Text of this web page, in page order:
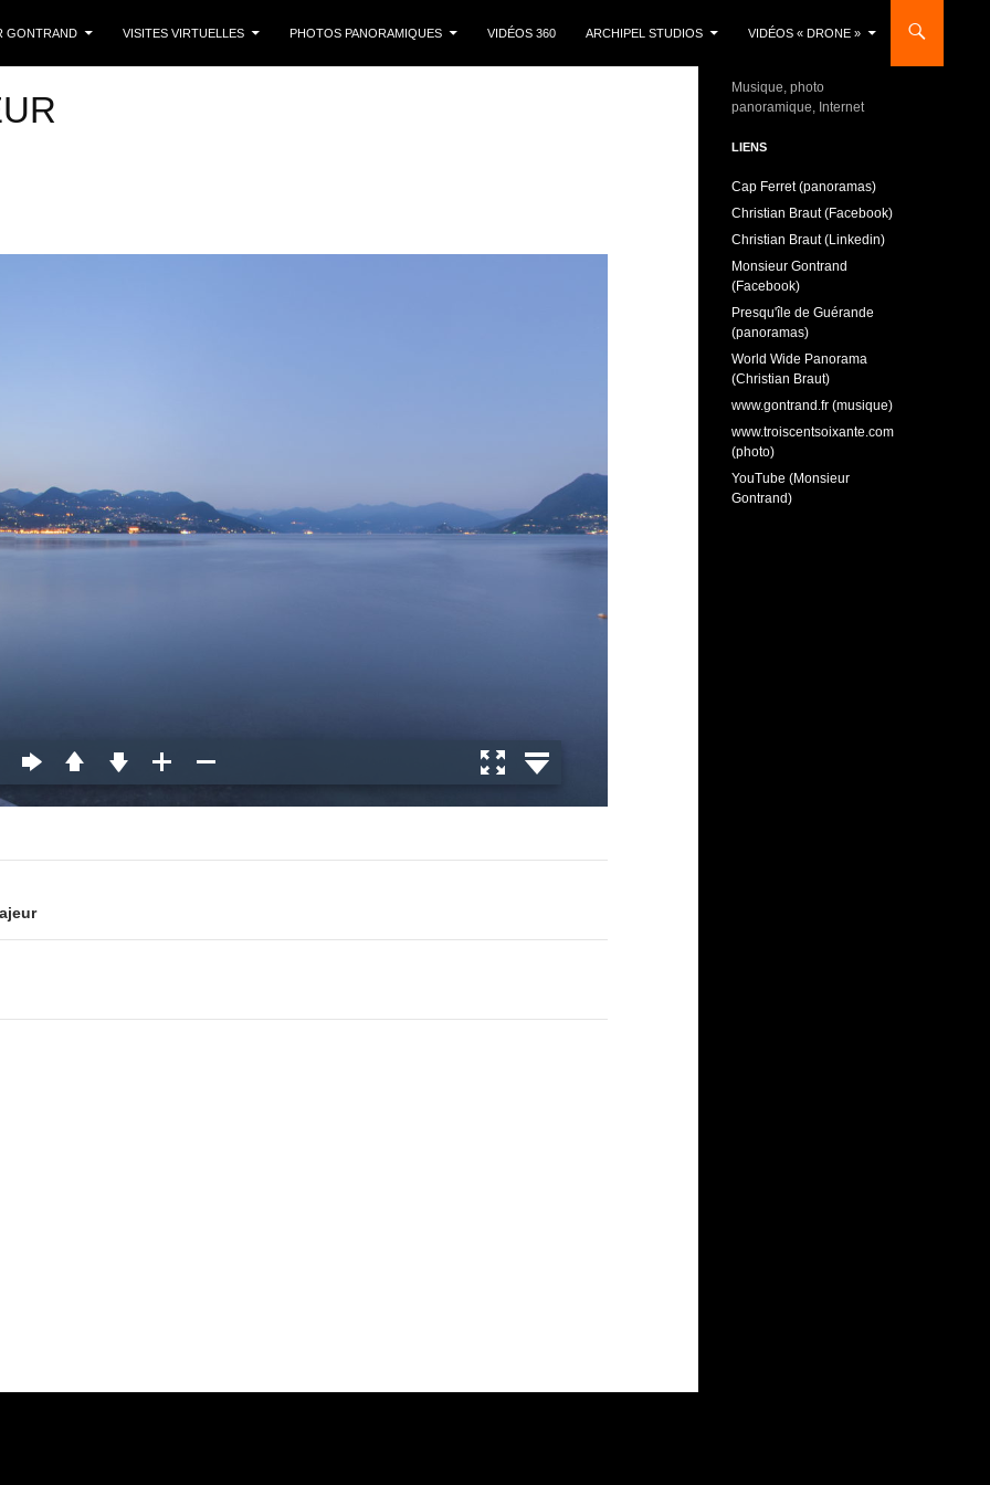
GONTRAND
VISITES VIRTUELLES PHOTOS PANORAMIQUES VIDÉOS 360 ARCHIPEL STUDIOS VIDÉOS « DRONE »
Musique, photo
panoramique, Internet
LIENS
Cap Ferret (panoramas)
Christian Braut (Facebook)
Christian Braut (Linkedin)
Monsieur Gontrand
(Facebook)
Presqu'île de Guérande
(panoramas)
World Wide Panorama
(Christian Braut)
www.gontrand.fr (musique)
www.troiscentsoixante.com
(photo)
YouTube (Monsieur
Gontrand)